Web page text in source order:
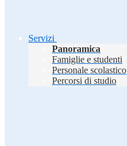
Servizi
Panoramica
Famiglie e studenti
Personale scolastico
Percorsi di studio